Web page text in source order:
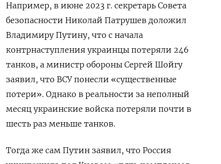
Например, в июне 2023 г. секретарь Совета
безопасности Николай Патрушев доложил
Владимиру Путину, что с начала
контрнаступления украинцы потеряли 246
танков, а министр обороны Сергей Шойгу
заявил, что ВСУ понесли «существенные
потери». Однако в реальности за неполный
месяц украинские войска потеряли почти в
шесть раз меньше танков.
Тогда же сам Путин заявил, что Россия